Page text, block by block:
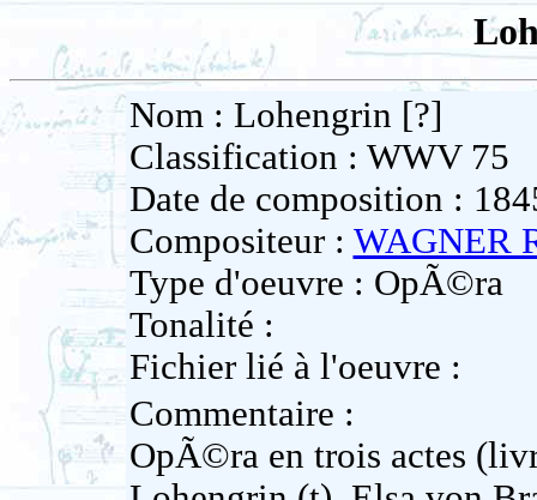
Nom : Lohengrin [?]
Classification : WWV 75
Date de composition :
Compositeur : WAGNER
Type d'oeuvre : OpÃ©ra
Tonalité :
Fichier lié à l'oeuvre :
Commentaire :
OpÃ©ra en trois actes